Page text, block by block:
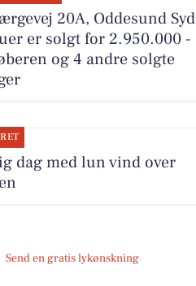
20A, Oddesund Syd
er solgt for 2.950.000 -
og 4 andre solgte
dag med lun vind over
Send en gratis lykønskning